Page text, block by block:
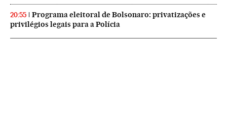
20:55
Programa eleitoral de Bolsonaro: privatizações e
privilégios legais para a Polícia